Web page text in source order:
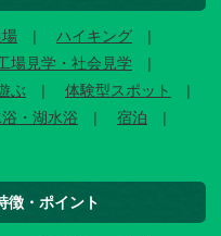
ハイキング
場見学・社会見学
ぶ
体験型スポット
・湖水浴
宿泊
徴・ポイント